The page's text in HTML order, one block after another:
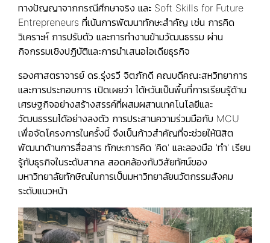
ทางปัญญาจากกรณีศึกษาจริง และ Soft Skills for Future
Entrepreneurs ที่เน้นการพัฒนาทักษะสำคัญ เช่น การคิด
วิเคราะห์ การปรับตัว และการทำงานข้ามวัฒนธรรม ผ่าน
กิจกรรมเชิงปฏิบัติและการนำเสนอไอเดียธุรกิจ
รองศาสตราจารย์ ดร.รุ่งรวี จิตภักดี คณบดีคณะสหวิทยาการ
และการประกอบการ เปิดเผยว่า ไต้หวันเป็นพื้นที่การเรียนรู้ด้าน
เศรษฐกิจอย่างสร้างสรรค์ที่ผสมผสานเทคโนโลยีและ
วัฒนธรรมได้อย่างลงตัว การประสานความร่วมมือกับ MCU
เพื่อจัดโครงการในครั้งนี้ จึงเป็นก้าวสำคัญที่จะช่วยให้นิสิต
พัฒนาด้านการสื่อสาร ทักษะการคิด 'คิด' และลองมือ 'ทำ' เรียน
รู้กับธุรกิจในระดับสากล สอดคล้องกับวิสัยทัศน์ของ
มหาวิทยาลัยทักษิณในการเป็นมหาวิทยาลัยนวัตกรรมสังคม
ระดับแนวหน้า